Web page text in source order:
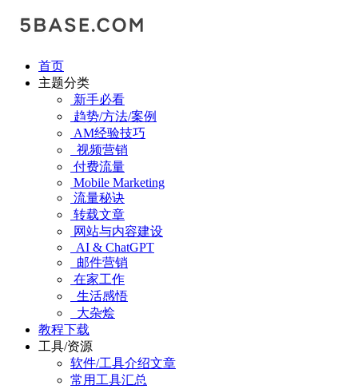
首页
主题分类
新手必看
趋势/方法/案例
AM经验技巧
视频营销
付费流量
Mobile Marketing
流量秘诀
转载文章
网站与内容建设
AI & ChatGPT
邮件营销
在家工作
生活感悟
大杂烩
教程下载
工具/资源
软件/工具介绍文章
常用工具汇总